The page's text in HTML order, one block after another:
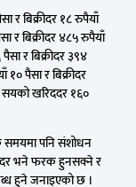
र बिक्रीदर १८ रुपैयाँ
र बिक्रीदर ४८५ रुपैयाँ
र बिक्रीदर ३९४
पैसा र बिक्रीदर
खरिददर १६०
समयमा पनि संशोधन
भने फरक हुनसक्ने र
हुने जनाइएको छ ।